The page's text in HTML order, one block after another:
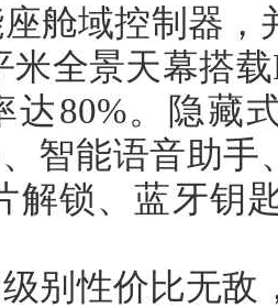
舱域控制器，
米全景天幕搭
达80%。隐藏
智能语音助
解锁、蓝牙钥
别性价比无敌